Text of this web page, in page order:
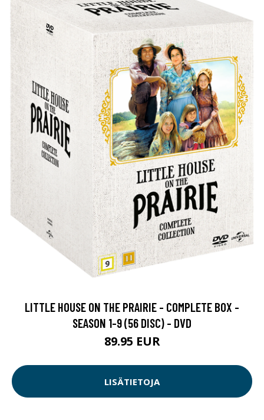
LITTLE HOUSE ON THE PRAIRIE - COMPLETE BOX -
SEASON 1-9 (56 DISC) - DVD
89.95 EUR
LISÄTIETOJA